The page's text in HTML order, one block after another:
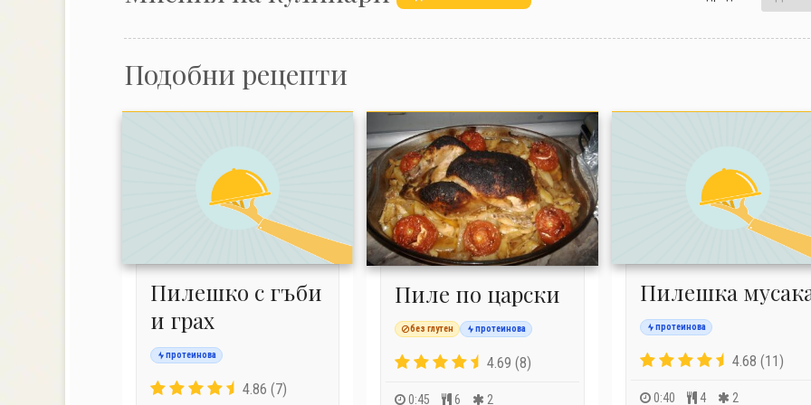
Подобни рецепти
Пилешко с гъби
и грах
протеинова
4.86 (7)
Пиле по царски
без глутен протеинова
4.69 (8)
0:45 6 2
Пилешка
протеинова
4.68 (11)
0:40 4 2